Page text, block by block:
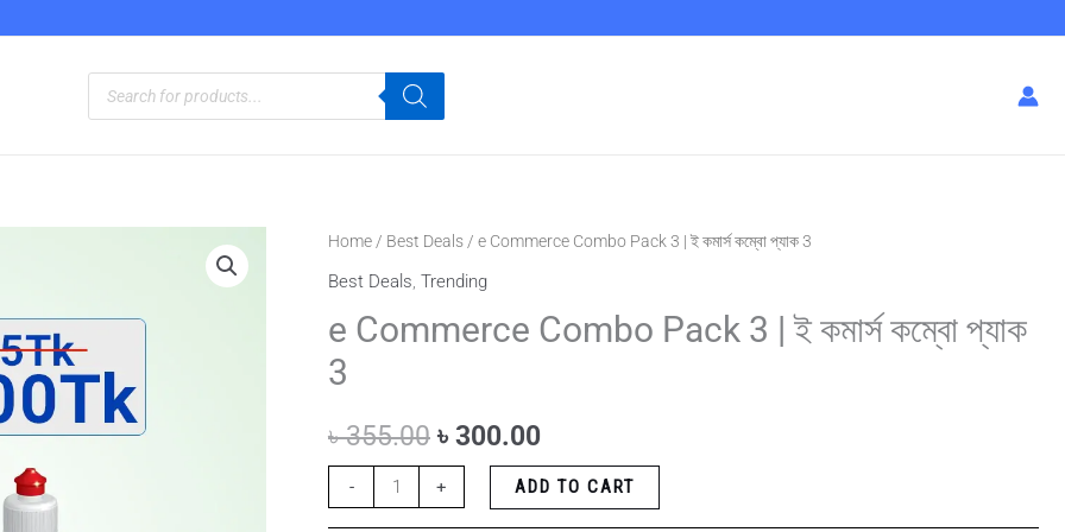
Products
search
Home / Best Deals / e Commerce Combo Pack 3 | ই কমার্স কম্বো প্যাক 3
Best Deals, Trending
e Commerce Combo Pack 3 | ই কমার্স কম্বো প্যাক
3
৳355.00
Original
price
was:
৳ 300.00
Current
is:
-
e
Commerce
Pack
3
ই
কমার্স
+ ADD TO CART